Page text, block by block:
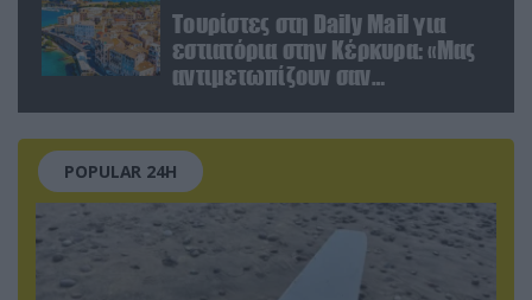
Τουρίστες στη Daily Mail για
εστιατόρια στην Κέρκυρα: «Μας
αντιμετωπίζουν σαν
POPULAR 24H